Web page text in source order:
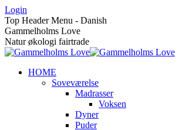
Skip
to
content
Login
Top Header Menu - Danish
Gammelholms Love
Natur økologi fairtrade
HOME
Soveværelse
Madrasser
Voksen
Dyner
Puder